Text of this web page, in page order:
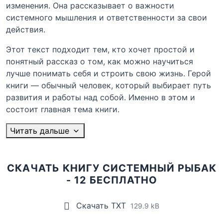
изменения. Она рассказывает о важности
системного мышления и ответственности за свои
действия.
Этот текст подходит тем, кто хочет простой и
понятный рассказ о том, как можно научиться
лучше понимать себя и строить свою жизнь. Герой
книги — обычный человек, который выбирает путь
развития и работы над собой. Именно в этом и
состоит главная тема книги.
Читать дальше
СКАЧАТЬ КНИГУ СИСТЕМНЫЙ РЫБАК
- 12 БЕСПЛАТНО
Скачать TXT 129.9 kB